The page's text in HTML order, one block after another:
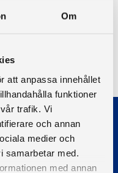
Om
att anpassa innehållet
funktioner
trafik. Vi
och annan
medier och
samarbetar med.
med annan